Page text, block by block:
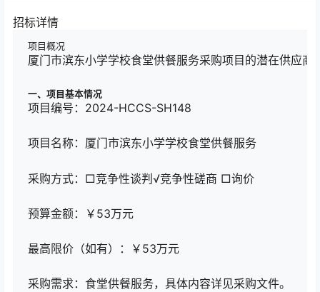
招标详情
项目概况
厦门市滨东小学学校食堂供餐服务采购项目的潜在供应
一、项目基本情况
项目编号：2024-HCCS-SH148
项目名称：厦门市滨东小学学校食堂供餐服务
采购方式：□竞争性谈判√竞争性磋商 □询价
预算金额：￥53万元
最高限价（如有）：￥53万元
采购需求：食堂供餐服务，具体内容详见采购文件。